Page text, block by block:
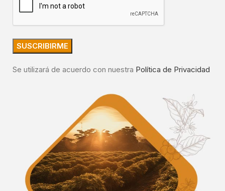
Se utilizará de acuerdo con nuestra Política de Privacidad